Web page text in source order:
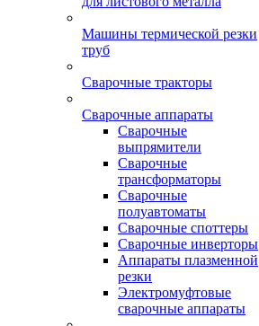
Машины термической резки
труб
Сварочные тракторы
Сварочные аппараты
Сварочные
выпрямители
Сварочные
трансформаторы
Сварочные
полуавтоматы
Сварочные споттеры
Сварочные инверторы
Аппараты плазменной
резки
Электромуфтовые
сварочные аппараты